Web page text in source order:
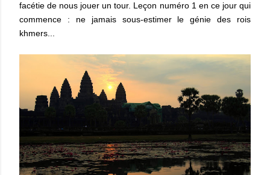
facétie de nous jouer un tour. Leçon numéro 1 en ce jour qui
commence : ne jamais sous-estimer le génie des rois
khmers...